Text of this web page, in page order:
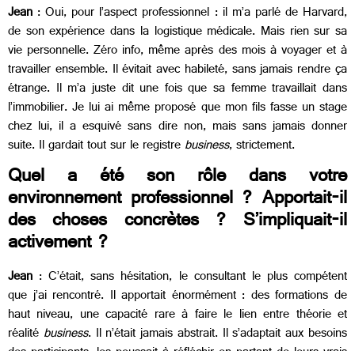
Jean : Oui, pour l’aspect professionnel : il m’a parlé de Harvard,
de son expérience dans la logistique médicale. Mais rien sur sa
vie personnelle. Zéro info, même après des mois à voyager et à
travailler ensemble. Il évitait avec habileté, sans jamais rendre ça
étrange. Il m’a juste dit une fois que sa femme travaillait dans
l’immobilier. Je lui ai même proposé que mon fils fasse un stage
chez lui, il a esquivé sans dire non, mais sans jamais donner
suite. Il gardait tout sur le registrebusiness, strictement.
Quel a été son rôle dans votre
environnement professionnel ? Apportait-il
des choses concrètes ? S’impliquait-il
activement ?
Jean : C’était, sans hésitation, le consultant le plus compétent
que j’ai rencontré. Il apportait énormément : des formations de
haut niveau, une capacité rare à faire le lien entre théorie et
réalité business. Il n’était jamais abstrait. Il s’adaptait aux besoins